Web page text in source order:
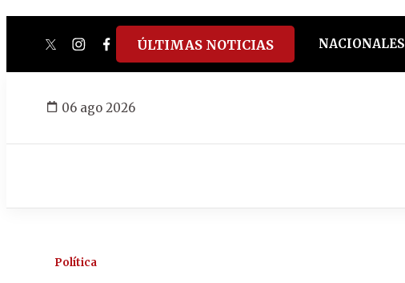
twitterinstagram
facebook
tiktokyoutube
spotify
ÚLTIMAS NOTICIAS NACIONALES
06 ago 2026
Política